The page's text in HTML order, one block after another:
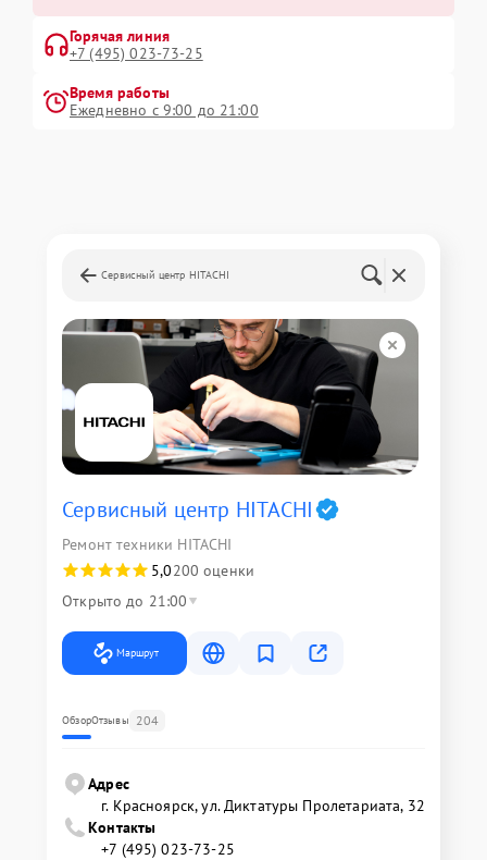
Горячая линия
+7 (495) 023-73-25
Время работы
Ежедневно с 9:00 до 21:00
Сервисный центр HITACHI
Сервисный центр HITACHI
Ремонт техники HITACHI
5,0200 оценки
Открыто до 21:00
Маршрут
ОбзорОтзывы 204
Адрес
г. Красноярск, ул. Диктатуры Пролетариата, 32
Контакты
+7 (495) 023-73-25